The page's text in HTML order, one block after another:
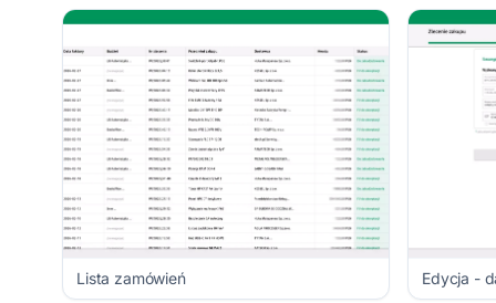
Lista zamówień Edycja -